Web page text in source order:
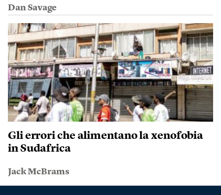
Dan Savage
Gli errori che alimentano la xenofobia
in Sudafrica
Jack McBrams